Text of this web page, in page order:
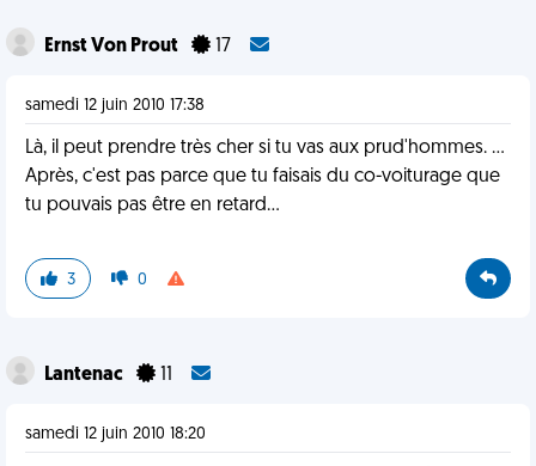
Ernst Von Prout 17
samedi 12 juin 2010 17:38
Là, il peut prendre très cher si tu vas aux prud'hommes. ...
Après, c'est pas parce que tu faisais du co-voiturage que
tu pouvais pas être en retard...
3 0
Lantenac
samedi 12 juin 2010 18:20